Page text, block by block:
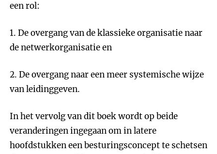
een rol:
1. De overgang van de klassieke organisatie naar
de netwerkorganisatie en
2. De overgang naar een meer systemische wijze
van leidinggeven.
In het vervolg van dit boek wordt op beide
veranderingen ingegaan om in latere
hoofdstukken een besturingsconcept te schetsen